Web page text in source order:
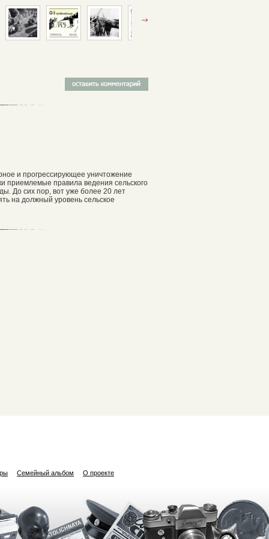
и прогрессирующее уничтожение
приемлемые правила ведения сельского
До сих пор, вот уже более 20 лет
на должный уровень сельское
Семейный альбом О проекте